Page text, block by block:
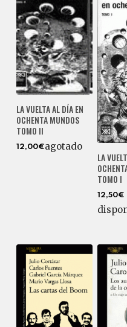
LA VUELTA AL DÍA EN
OCHENTA MUNDOS
TOMO II
12,00€agotado
LA
TOMO I
12,50€